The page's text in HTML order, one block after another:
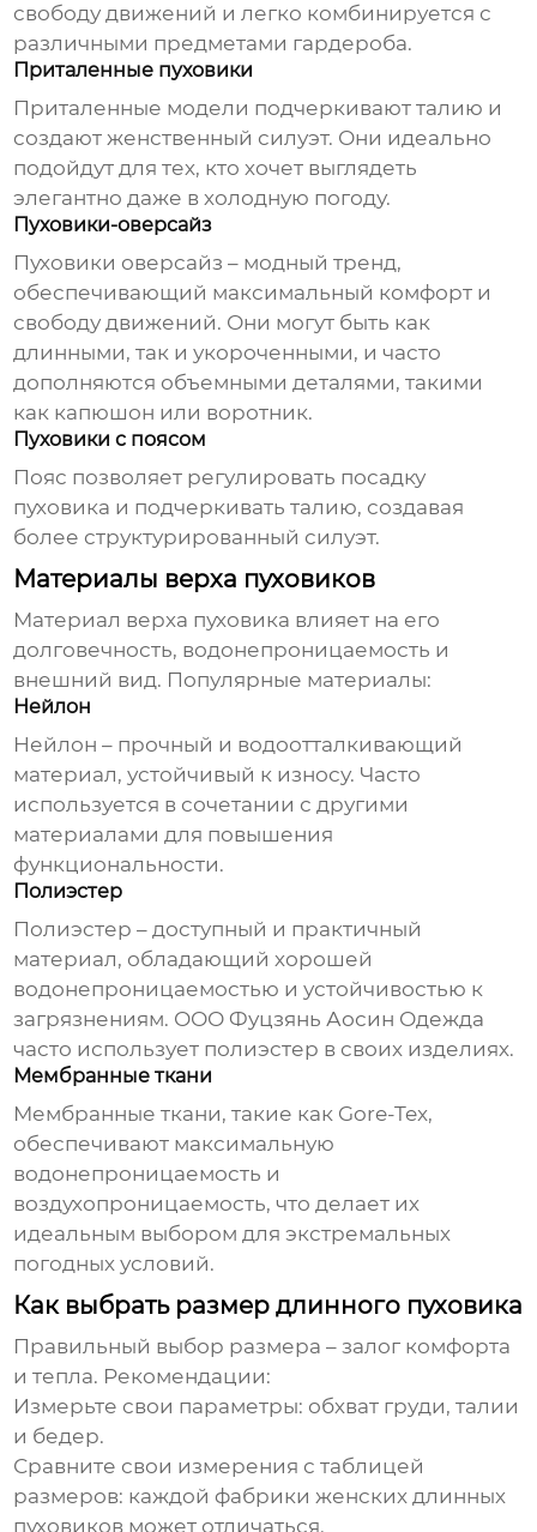
свободу движений и легко комбинируется с
различными предметами гардероба.
Приталенные пуховики
Приталенные модели подчеркивают талию и
создают женственный силуэт. Они идеально
подойдут для тех, кто хочет выглядеть
элегантно даже в холодную погоду.
Пуховики-оверсайз
Пуховики оверсайз – модный тренд,
обеспечивающий максимальный комфорт и
свободу движений. Они могут быть как
длинными, так и укороченными, и часто
дополняются объемными деталями, такими
как капюшон или воротник.
Пуховики с поясом
Пояс позволяет регулировать посадку
пуховика и подчеркивать талию, создавая
более структурированный силуэт.
Материалы верха пуховиков
Материал верха пуховика влияет на его
долговечность, водонепроницаемость и
внешний вид. Популярные материалы:
Нейлон
Нейлон – прочный и водоотталкивающий
материал, устойчивый к износу. Часто
используется в сочетании с другими
материалами для повышения
функциональности.
Полиэстер
Полиэстер – доступный и практичный
материал, обладающий хорошей
водонепроницаемостью и устойчивостью к
загрязнениям. ООО Фуцзянь Аосин Одежда
часто использует полиэстер в своих изделиях.
Мембранные ткани
Мембранные ткани, такие как Gore-Tex,
обеспечивают максимальную
водонепроницаемость и
воздухопроницаемость, что делает их
идеальным выбором для экстремальных
погодных условий.
Как выбрать размер длинного пуховика
Правильный выбор размера – залог комфорта
и тепла. Рекомендации:
Измерьте свои параметры: обхват груди, талии
и бедер.
Сравните свои измерения с таблицей
размеров: каждой фабрики женских длинных
пуховиков может отличаться.